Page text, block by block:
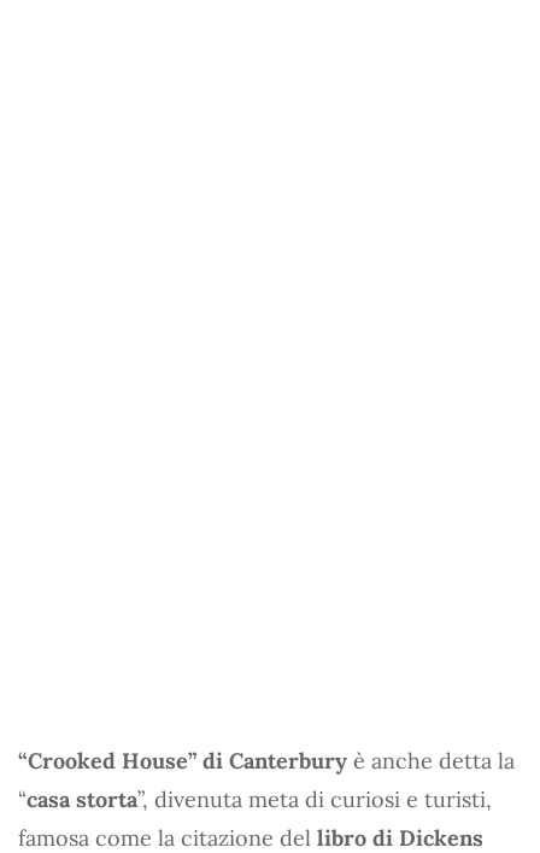
“Crooked House” di Canterbury è anche detta la
“casa storta”, divenuta meta di curiosi e turisti,
famosa come la citazione del libro di Dickens